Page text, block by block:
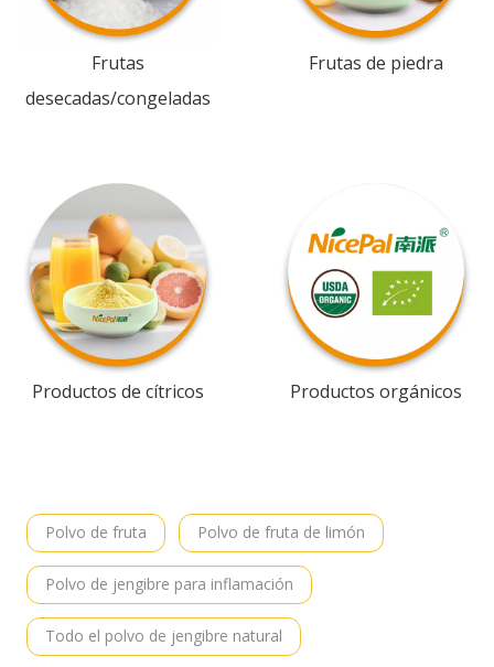
Frutas
desecadas/congeladas
Frutas de piedra
Productos de cítricos Productos orgánicos
Polvo de fruta Polvo de fruta de limón
Polvo de jengibre para inflamación
Todo el polvo de jengibre natural